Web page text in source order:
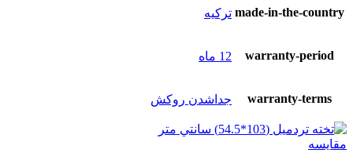
made-in-the-country ترکیه
warranty-period 12 ماه
warranty-terms جداشدن روکش
مقایسه